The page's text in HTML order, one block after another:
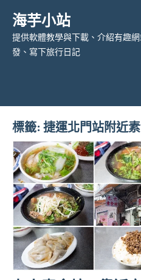
content
海芋小站
提供軟體教學與下載、介紹有趣
發、寫下旅行日記
標籤: 捷運北門站附近